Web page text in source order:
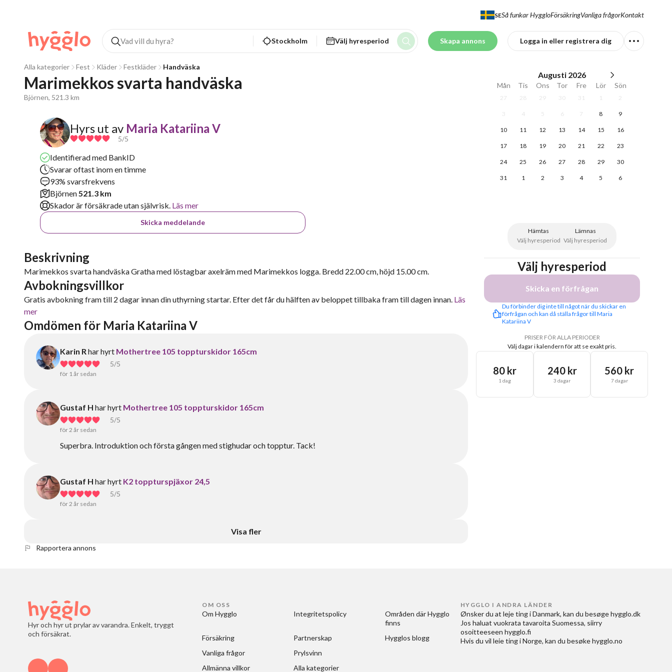
SESå funkar HyggloFörsäkringVanliga frågorKontakt
Stockholm Välj hyresperiod Skapa annons Logga in eller registrera dig
Alla kategorier Fest Kläder Festkläder Handväska
Marimekkos svarta handväska
Björnen, 521.3 km
Hyrs ut av Maria Katariina V
5/5
Identifierad med BankID
Svarar oftast inom en timme
93% svarsfrekvens
Björnen521.3 km
Skador är försäkrade utan självrisk. Läs mer
Skicka meddelande
Beskrivning
Marimekkos svarta handväska Gratha med löstagbar axelräm med Marimekkos logga. Bredd 22.00 cm, höjd 15.00 cm.
Avbokningsvillkor
Gratis avbokning fram till 2 dagar innan din uthyrning startar. Efter det får du hälften av beloppet tillbaka fram till dagen innan. Läs
mer
Omdömen för Maria Katariina V
Karin Rhar hyrt Mothertree 105 toppturskidor 165cm
5/5
för 1 år sedan
Gustaf H har hyrt Mothertree 105 toppturskidor 165cm
5/5
för 2 år sedan
Superbra. Introduktion och första gången med stighudar och topptur. Tack!
Gustaf H har hyrt K2 toppturspjäxor 24,5
5/5
för 2 år sedan
Visa fler
Augusti 2026
Mån Tis Ons Tor Fre Lör Sön
27 28 29 30 31 1 2
3 4 5 6 7 8 9
10 11 12 13 14 15 16
17 18 19 20 21 22 23
24 25 26 27 28 29 30
31 1 2 3 4 5 6
Hämtas
Välj hyresperiod
Lämnas
Välj hyresperiod
Välj hyresperiod
Skicka en förfrågan
Du förbinder dig inte till något när du skickar en
förfrågan och kan då ställa frågor till Maria
Katariina V
PRISER FÖR ALLA PERIODER
Välj dagar i kalendern för att se exakt pris.
80 kr
1 dag
240 kr
3 dagar
560 kr
7 dagar
Rapportera annons
Hyr och hyr ut prylar av varandra. Enkelt, tryggt
och försäkrat.
OM OSS
Om Hygglo
Försäkring
Vanliga frågor
Allmänna villkor
Integritetspolicy
Partnerskap
Prylsvinn
Alla kategorier
Områden där Hygglo
finns
Hygglos blogg
HYGGLO I ANDRA LÄNDER
Ønsker du at leje ting i Danmark, kan du besøge hygglo.dk
Jos haluat vuokrata tavaroita Suomessa, siirry
osoitteeseen hygglo.fi
Hvis du vil leie ting i Norge, kan du besøke hygglo.no